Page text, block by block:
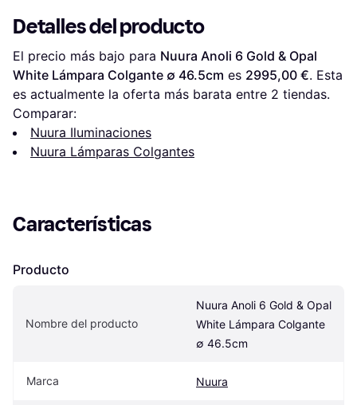
Detalles del producto
El precio más bajo para Nuura Anoli 6 Gold & Opal
White Lámpara Colgante ∅ 46.5cm es 2995,00 €. Esta
es actualmente la oferta más barata entre 2 tiendas.
Comparar:
Nuura Iluminaciones
Nuura Lámparas Colgantes
Características
Producto
Nombre del producto
Nuura Anoli 6 Gold & Opal
White Lámpara Colgante
∅ 46.5cm
Marca Nuura